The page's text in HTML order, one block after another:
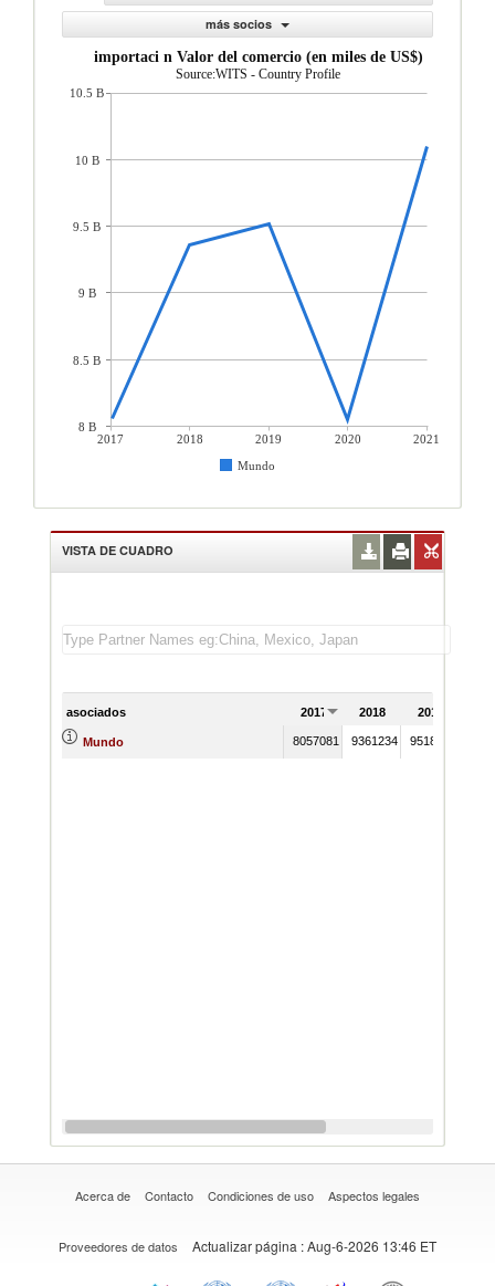
más socios
importaci n Valor del comercio (en miles de US$)
Source:WITS - Country Profile
2017 2018 2019 2020
2021
Mundo
10.5 B
10 B
9.5 B
9 B
8.5 B
8 B
VISTA DE CUADRO
asociados 2017 2018 2019
Mundo 8057081 9361234 9518320
Acerca de Contacto Condiciones de uso Aspectos legales
Proveedores de datos Actualizar página : Aug-6-2026 13:46 ET